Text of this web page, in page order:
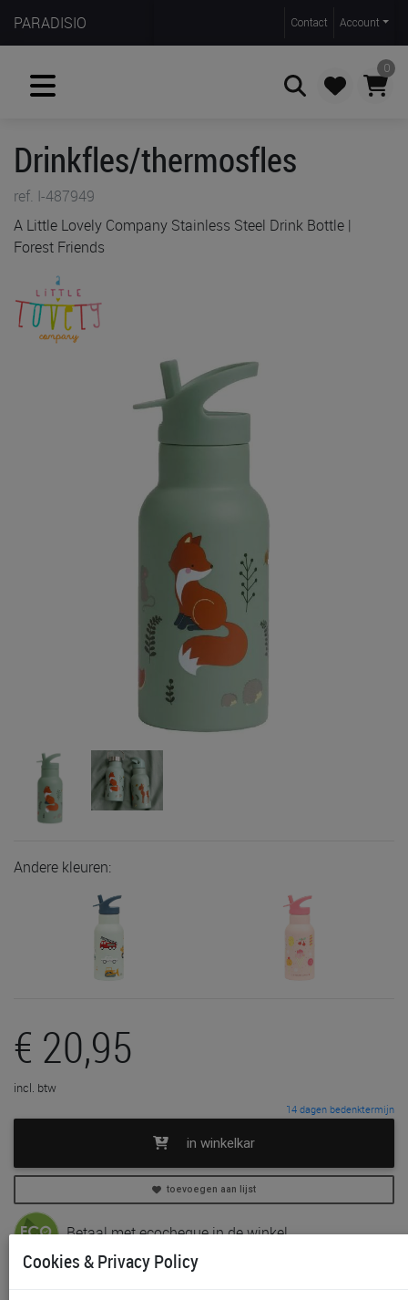
PARADISIO Contact Account
0
Drinkfles/thermosfles
ref. I-487949
A Little Lovely Company Stainless Steel Drink Bottle |
Forest Friends
Andere kleuren:
€ 20,95
incl. btw
14 dagen bedenktermijn
in winkelkar
toevoegen aan lijst
Betaal met ecocheque in de winkel
Cookies & Privacy Policy